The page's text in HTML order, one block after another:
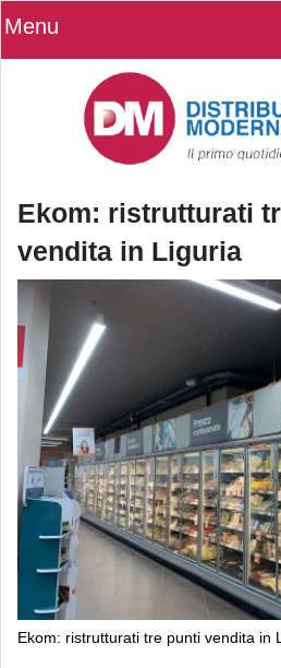
Menu
Ekom: ristrutturati
vendita in Liguria
Ekom: ristrutturati tre punti vendita in